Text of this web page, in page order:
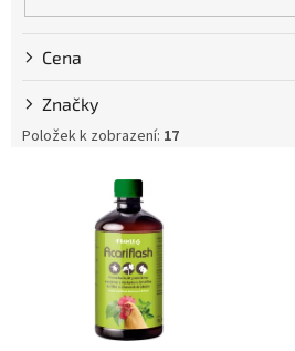
Cena
Značky
Položek k zobrazení: 17